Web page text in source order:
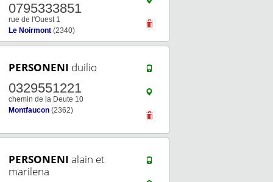
0795333851
rue de l'Ouest 1
Le Noirmont (2340)
PERSONENI duilio
0329551221
chemin de la Deute 10
Montfaucon (2362)
PERSONENI alain et
marilena